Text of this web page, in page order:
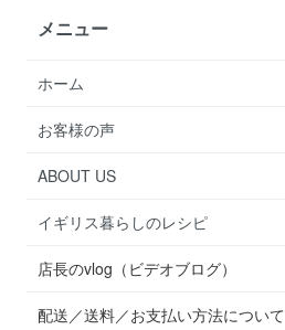
メニュー
ホーム
お客様の声
ABOUT US
イギリス暮らしのレシピ
店長のvlog（ビデオブログ）
配送／送料／お支払い方法について